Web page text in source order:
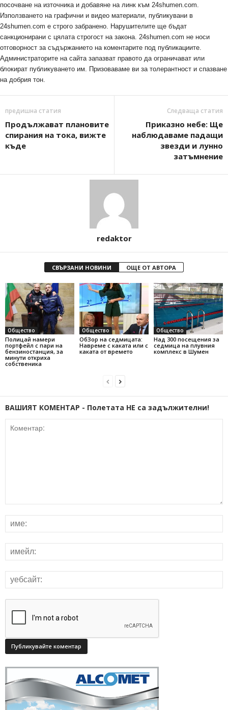
посочване на източника и добавяне на линк към 24shumen.com.
Използването на графични и видео материали, публикувани в
24shumen.com е строго забранено. Нарушителите ще бъдат
санкционирани с цялата строгост на закона. 24shumen.com не носи
отговорност за съдържанието на коментарите под публикациите.
Администраторите на сайта запазват правото да ограничават или
блокират публикуването им. Призоваваме ви за толерантност и спазване
на добрия тон.
предишна статия
Продължават плановите
спирания на тока, вижте
къде
Следваща статия
Приказно небе: Ще
наблюдаваме падащи
звезди и лунно
затъмнение
redaktor
СВЪРЗАНИ НОВИНИ ОЩЕ ОТ АВТОРА
Общество
Полицай намери
портфейл с пари на
бензиностанция, за
минути откриха
собственика
Общество
ОбЗор на седмицата:
Навреме с каката или с
каката от времето
Общество
Над 300 посещения за
седмица на плувния
комплекс в Шумен
ВАШИЯТ КОМЕНТАР - Полетата НЕ са задължителни!